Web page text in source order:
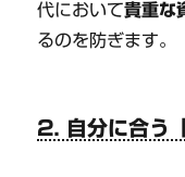
代において貴重な
るのを防ぎます。
2. 自分に合う